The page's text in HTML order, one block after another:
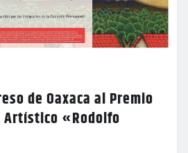
de Oaxaca al Premio
«Rodolfo